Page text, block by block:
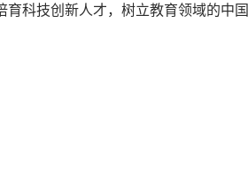
科技创新人才，树立教育领域的中国